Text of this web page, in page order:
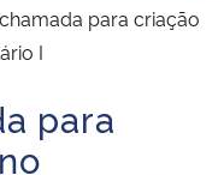
para criação
I
para